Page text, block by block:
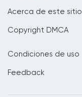
Acerca de este sitio
Copyright DMCA
Condiciones de uso
Feedback